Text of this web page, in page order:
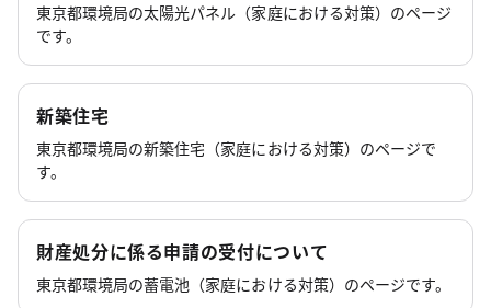
東京都環境局の太陽光パネル（家庭における対策）のページ
です。
新築住宅
東京都環境局の新築住宅（家庭における対策）のページで
す。
財産処分に係る申請の受付について
東京都環境局の蓄電池（家庭における対策）のページです。